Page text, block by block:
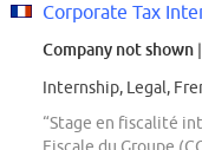
Corporate Tax
Company not shown
Internship, Legal,
“Stage en fiscalité